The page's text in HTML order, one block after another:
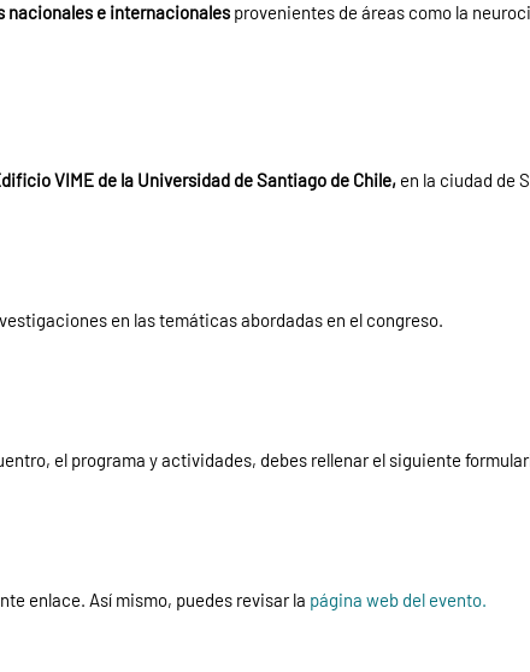
nacionales e internacionales provenientes de áreas como la
VIME de la Universidad de Santiago de Chile, en la ciudad de
en las temáticas abordadas en el congreso.
el programa y actividades, debes rellenar el siguiente
enlace. Así mismo, puedes revisar la página web del evento.